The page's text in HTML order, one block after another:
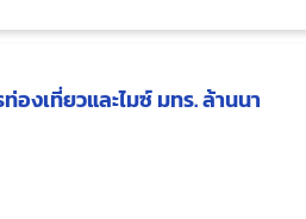
งเที่ยวและไมซ์ มทร. ล้านนา